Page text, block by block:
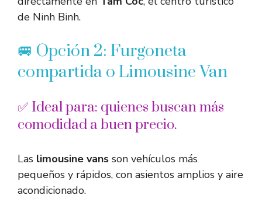
de Ninh Binh.
🚐 Opción 2: Furgoneta
compartida o Limousine Van
✅ Ideal para: quienes buscan más
comodidad a buen precio.
Las limousine vans son vehículos más
pequeños y rápidos, con asientos amplios y aire
acondicionado.